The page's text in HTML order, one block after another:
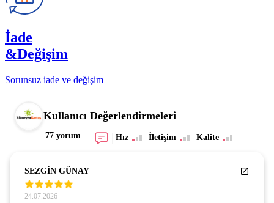
İade
&Değişim
Sorunsuz iade ve değişim
Kullanıcı Değerlendirmeleri
77 yorum Hız İletişim Kalite
SEZGİN GÜNAY
24.07.2026